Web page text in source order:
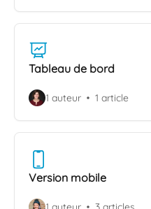
Tableau de bord
1 auteur 1 article
Version mobile